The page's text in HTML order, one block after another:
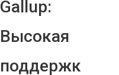
Gallup:
Высокая
поддержк